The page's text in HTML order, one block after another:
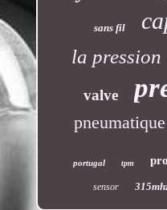
sans fil
la pression
valve
pneumatique
portugal tpm
sensor